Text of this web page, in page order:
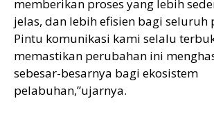
memberikan proses yang lebih
jelas, dan lebih efisien bagi seluruh
Pintu komunikasi kami selalu
memastikan perubahan ini
sebesar-besarnya bagi ekosistem
pelabuhan,”ujarnya.